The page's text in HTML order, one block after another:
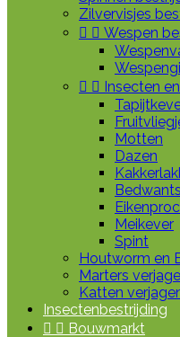
Zilvervisjes
  Wespen
  Insecten
Motten
Dazen
Meikever
Spint
Houtworm en
Marters
Katten
Insectenbestrijding
  Bouwmarkt